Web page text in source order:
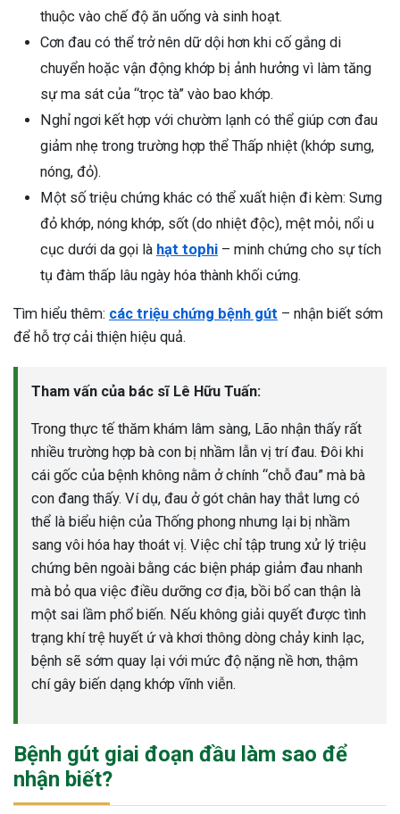
thuộc vào chế độ ăn uống và sinh hoạt.
Cơn đau có thể trở nên dữ dội hơn khi cố gắng di
chuyển hoặc vận động khớp bị ảnh hưởng vì làm tăng
sự ma sát của “trọc tà” vào bao khớp.
Nghỉ ngơi kết hợp với chườm lạnh có thể giúp cơn đau
giảm nhẹ trong trường hợp thể Thấp nhiệt (khớp sưng,
nóng, đỏ).
Một số triệu chứng khác có thể xuất hiện đi kèm: Sưng
đỏ khớp, nóng khớp, sốt (do nhiệt độc), mệt mỏi, nổi u
cục dưới da gọi là hạt tophi – minh chứng cho sự tích
tụ đàm thấp lâu ngày hóa thành khối cứng.
Tìm hiểu thêm: các triệu chứng bệnh gút – nhận biết sớm
để hỗ trợ cải thiện hiệu quả.
Tham vấn của bác sĩ Lê Hữu Tuấn:
Trong thực tế thăm khám lâm sàng, Lão nhận thấy rất
nhiều trường hợp bà con bị nhầm lẫn vị trí đau. Đôi khi
cái gốc của bệnh không nằm ở chính “chỗ đau” mà bà
con đang thấy. Ví dụ, đau ở gót chân hay thắt lưng có
thể là biểu hiện của Thống phong nhưng lại bị nhầm
sang vôi hóa hay thoát vị. Việc chỉ tập trung xử lý triệu
chứng bên ngoài bằng các biện pháp giảm đau nhanh
mà bỏ qua việc điều dưỡng cơ địa, bồi bổ can thận là
một sai lầm phổ biến. Nếu không giải quyết được tình
trạng khí trệ huyết ứ và khơi thông dòng chảy kinh lạc,
bệnh sẽ sớm quay lại với mức độ nặng nề hơn, thậm
chí gây biến dạng khớp vĩnh viễn.
Bệnh gút giai đoạn đầu làm sao để
nhận biết?